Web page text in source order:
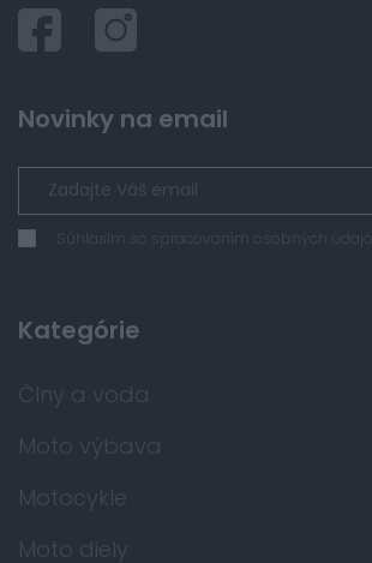
Novinky na email
Súhlasím so spracovaním osobných údajov
Kategórie
Člny a voda
Moto výbava
Motocykle
Moto diely